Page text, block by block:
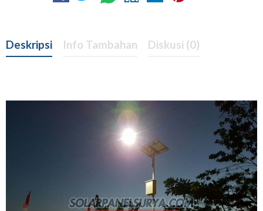
Deskripsi Info Tambahan Diskusi (0)